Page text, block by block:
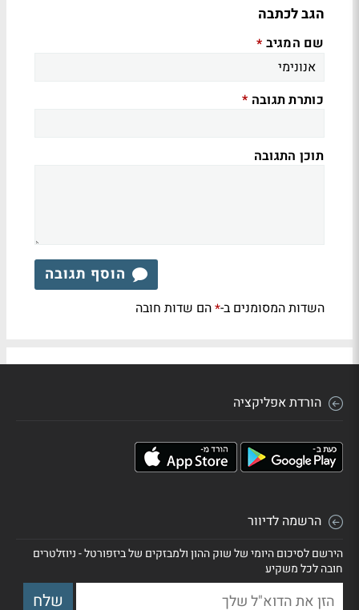
הגב לכתבה
שם המגיב *
כותרת תגובה *
תוכן התגובה
הוסף תגובה
השדות המסומנים ב-*הם שדות חובה
הורדת אפליקציה
הרשמה לדיוור
הירשם לסיכום היומי של שוק ההון ולמבזקים של ביזפורטל - ניוזלטרים
חובה לכל משקיע